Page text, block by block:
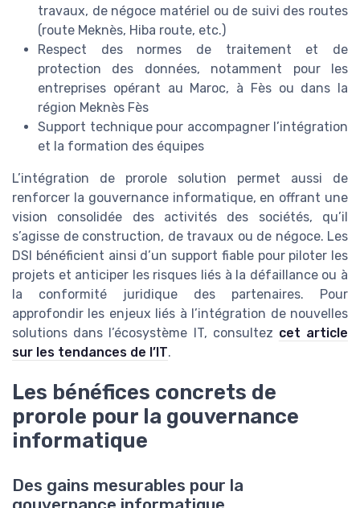
travaux, de négoce matériel ou de suivi des routes
(route Meknès, Hiba route, etc.)
Respect des normes de traitement et de
protection des données, notamment pour les
entreprises opérant au Maroc, à Fès ou dans la
région Meknès Fès
Support technique pour accompagner l’intégration
et la formation des équipes
L’intégration de prorole solution permet aussi de
renforcer la gouvernance informatique, en offrant une
vision consolidée des activités des sociétés, qu’il
s’agisse de construction, de travaux ou de négoce. Les
DSI bénéficient ainsi d’un support fiable pour piloter les
projets et anticiper les risques liés à la défaillance ou à
la conformité juridique des partenaires. Pour
approfondir les enjeux liés à l’intégration de nouvelles
solutions dans l’écosystème IT, consultez cet article
sur les tendances de l’IT.
Les bénéfices concrets de
prorole pour la gouvernance
informatique
Des gains mesurables pour la